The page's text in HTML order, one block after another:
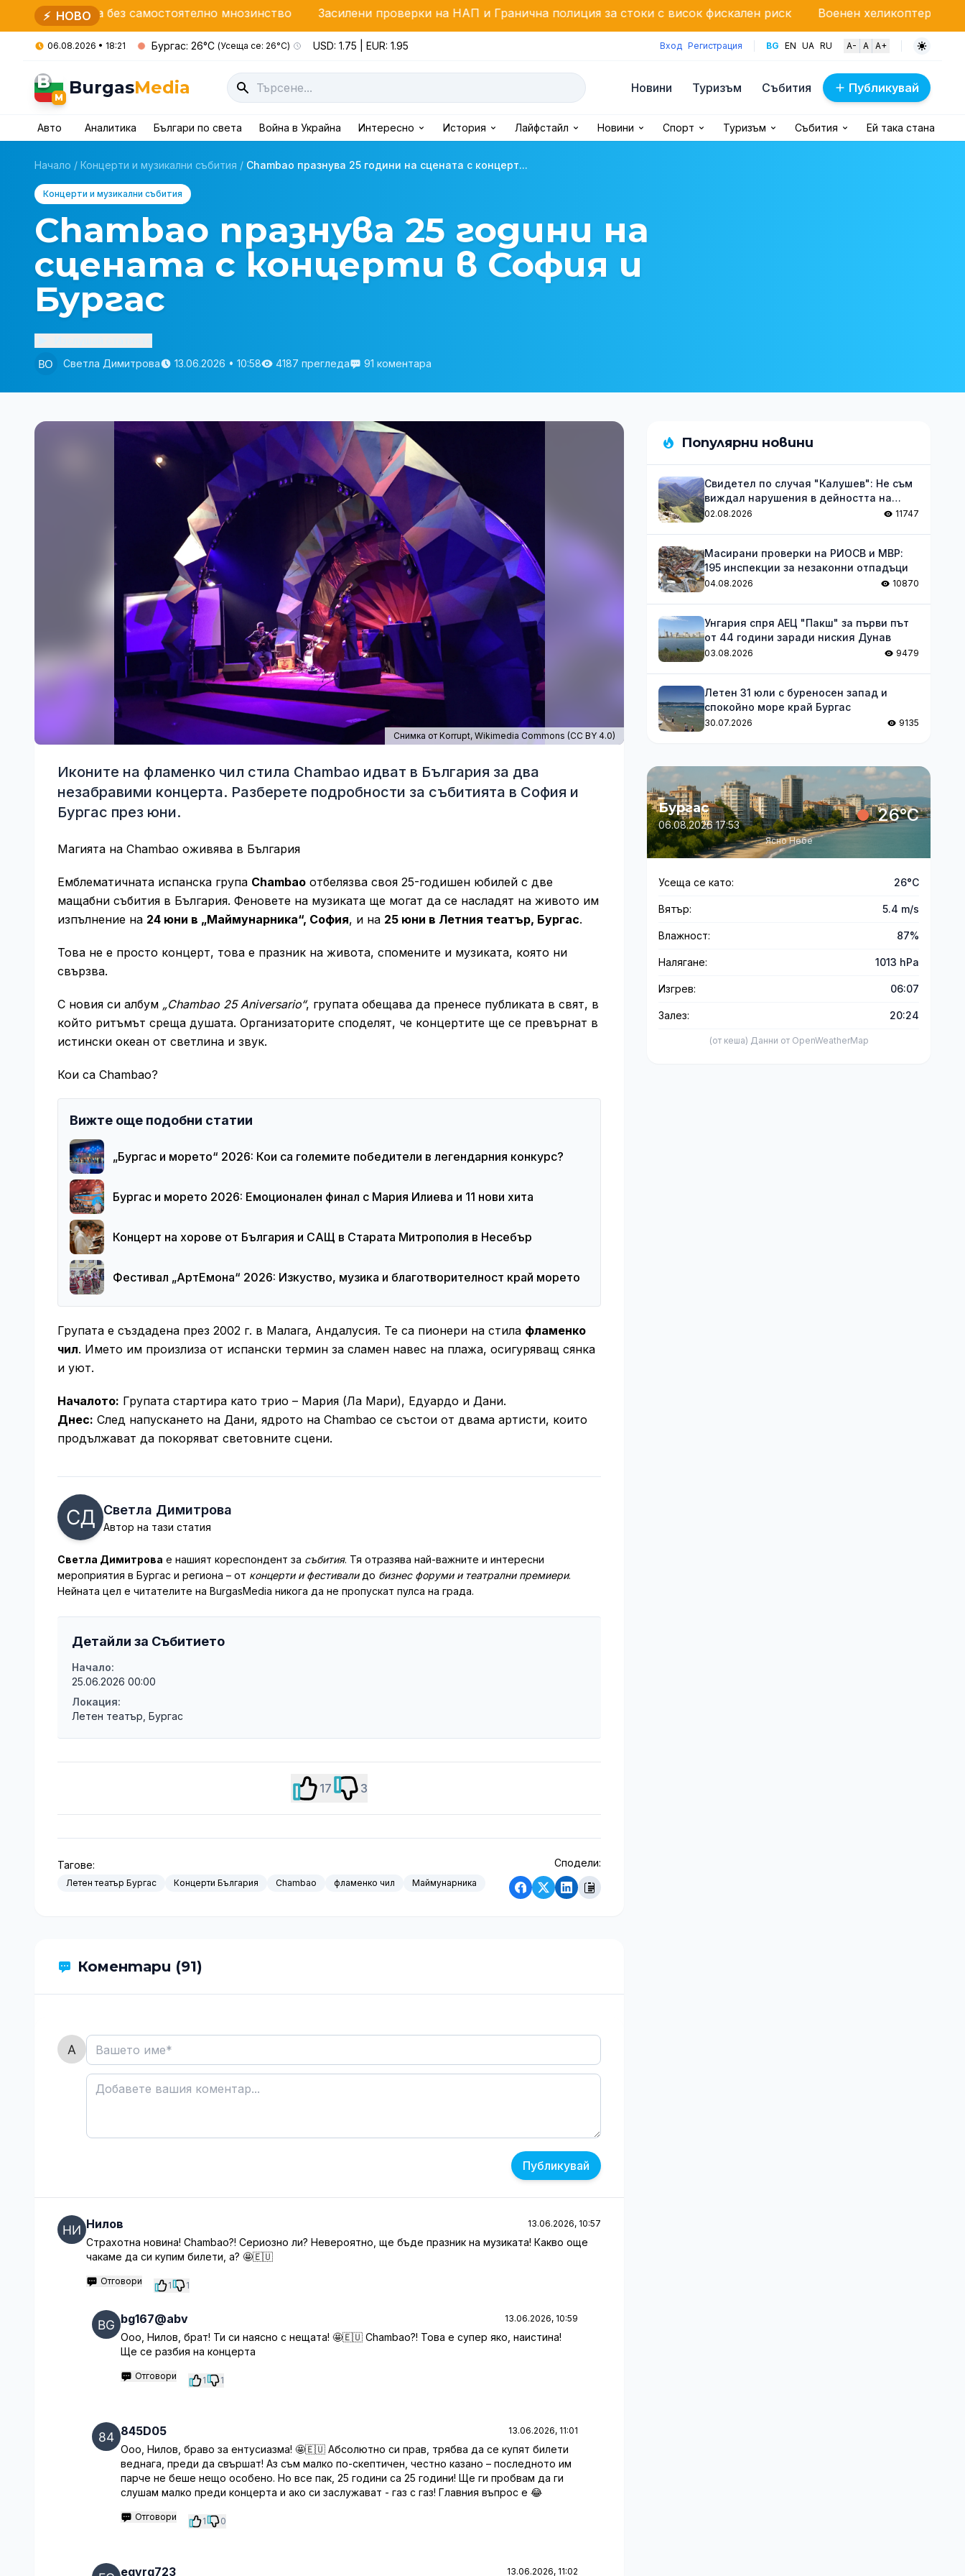
⚡ НОВО
без самостоятелно мнозинство Засилени проверки на НАП и Гранична полиция за стоки с висок фискален риск Военен хеликоптер „Кугър“ гаси
06.08.2026 • 18:21 Бургас: 26°C (Усеща се: 26°C) USD: 1.75 | EUR: 1.95 Вход Регистрация BG EN UA RU A- A A+
B
M BurgasMedia Новини Туризъм Събития Публикувай
Авто Аналитика Българи по света Война в Украйна Интересно История Лайфстайл Новини Спорт Туризъм Събития Ей така стана
Начало / Концерти и музикални събития / Chambao празнува 25 години на сцената с концерт...
Концерти и музикални събития
Chambao празнува 25 години на
сцената с концерти в София и
Бургас
Светла Димитрова
13.06.2026 • 10:58 4187 прегледа 91 коментара
Снимка от Korrupt,Wikimedia Commons (CC BY 4.0)
Иконите на фламенко чил стила Chambao идват в България за два
незабравими концерта. Разберете подробности за събитията в София и
Бургас през юни.
Магията на Chambao оживява в България
Емблематичната испанска група Chambao отбелязва своя 25-годишен юбилей с две
мащабни събития в България. Феновете на музиката ще могат да се насладят на живото им
изпълнение на 24 юни в „Маймунарника“, София, и на 25 юни в Летния театър, Бургас.
Това не е просто концерт, това е празник на живота, спомените и музиката, която ни
свързва.
С новия си албум „Chambao 25 Aniversario“, групата обещава да пренесе публиката в свят, в
който ритъмът среща душата. Организаторите споделят, че концертите ще се превърнат в
истински океан от светлина и звук.
Кои са Chambao?
Вижте още подобни статии
„Бургас и морето“ 2026: Кои са големите победители в легендарния конкурс?
Бургас и морето 2026: Емоционален финал с Мария Илиева и 11 нови хита
Концерт на хорове от България и САЩ в Старата Митрополия в Несебър
Фестивал „АртЕмона“ 2026: Изкуство, музика и благотворителност край морето
Групата е създадена през 2002 г. в Малага, Андалусия. Те са пионери на стила фламенко
чил. Името им произлиза от испански термин за сламен навес на плажа, осигуряващ сянка
и уют.
Началото: Групата стартира като трио – Мария (Ла Мари), Едуардо и Дани.
Днес: След напускането на Дани, ядрото на Chambao се състои от двама артисти, които
продължават да покоряват световните сцени.
Светла Димитрова
Автор на тази статия
Светла Димитрова е нашият кореспондент за събития. Тя отразява най-важните и интересни
мероприятия в Бургас и региона – от концерти и фестивалидо бизнес форуми и театрални премиери.
Нейната цел е читателите на BurgasMedia никога да не пропускат пулса на града.
Детайли за Събитието
Начало:
25.06.2026 00:00
Локация:
Летен театър, Бургас
17 3
Тагове:
Летен театър Бургас Концерти България Chambao фламенко чил Маймунарника
Сподели:
Коментари (91)
Публикувай
Нилов 13.06.2026, 10:57
Страхотна новина! Chambao?! Сериозно ли? Невероятно, ще бъде празник на музиката! Какво още
чакаме да си купим билети, а? 🤩🇪🇺
Отговори 1 1
bg167@abv 13.06.2026, 10:59
Ооо, Нилов, брат! Ти си наясно с нещата! 🤩🇪🇺 Chambao?! Това е супер яко, наистина!
Ще се разбия на концерта
Отговори 1 1
845D05 13.06.2026, 11:01
Ооо, Нилов, браво за ентусиазма! 🤩🇪🇺 Абсолютно си прав, трябва да се купят билети
веднага, преди да свършат! Аз съм малко по-скептичен, честно казано – последното им
парче не беше нещо особено. Но все пак, 25 години са 25 години! Ще ги пробвам да ги
слушам малко преди концерта и ако си заслужават - газ с газ! Главния въпрос е 😂
Отговори 1 0
egvrg723 13.06.2026, 11:02
Популярни новини
Свидетел по случая "Калушев": Не съм
виждал нарушения в дейността на
групата
02.08.2026 11747
Масирани проверки на РИОСВ и МВР:
195 инспекции за незаконни отпадъци
04.08.2026 10870
Унгария спря АЕЦ "Пакш" за първи път
от 44 години заради ниския Дунав
03.08.2026 9479
Летен 31 юли с буреносен запад и
спокойно море край Бургас
30.07.2026 9135
Бургас
06.08.2026 17:53 26°C
Ясно Небе
Усеща се като: 26°C
Вятър: 5.4 m/s
Влажност: 87%
Налягане: 1013 hPa
Изгрев: 06:07
Залез: 20:24
(от кеша) Данни от OpenWeatherMap